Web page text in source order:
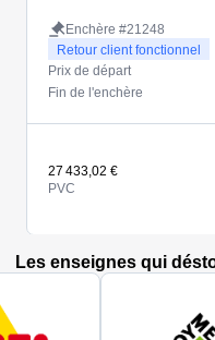
Enchère #21248
Retour client fonctionnel
Prix de départ
Fin de l'enchère
27 433,02 €
PVC
Les enseignes qui